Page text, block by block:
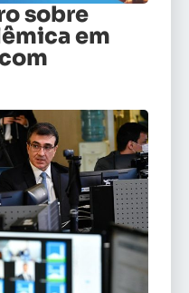
sobre
em